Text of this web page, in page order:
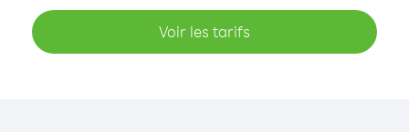
Voir les tarifs